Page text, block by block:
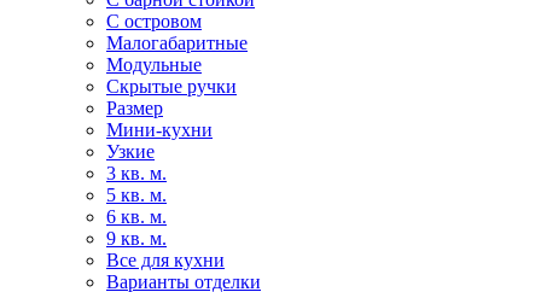
С островом
Малогабаритные
Модульные
Скрытые ручки
Размер
Мини-кухни
Узкие
3 кв. м.
5 кв. м.
6 кв. м.
9 кв. м.
Все для кухни
Варианты отделки